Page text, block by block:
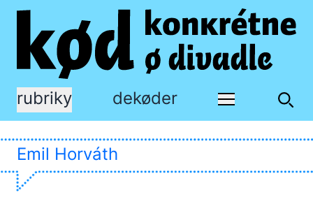
rubriky dekøder
Emil Horváth